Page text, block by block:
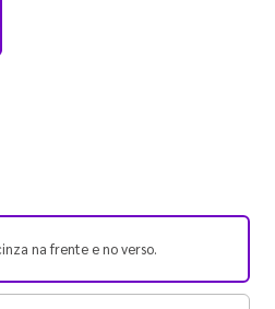
na frente e no verso.